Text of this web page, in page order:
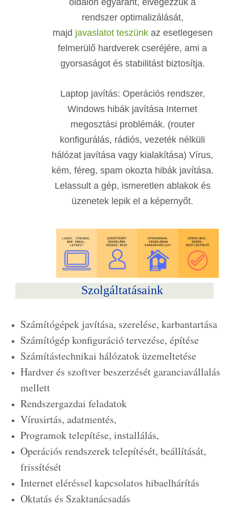
rendszer optimalizálását,
majd javaslatot teszünkaz esetlegesen
felmerülő hardverek cseréjére, ami a
gyorsaságot és stabilitást biztosítja.
Laptop javítás: Operációs rendszer,
Windows hibák javítása Internet
megosztási problémák. (router
konfigurálás, rádiós, vezeték nélküli
hálózat javítása vagy kialakítása) Vírus,
kém, féreg, spam okozta hibák javítása.
Lelassult a gép, ismeretlen ablakok és
üzenetek lepik el a képernyőt.
Szolgáltatásaink
Számítógépek javítása, szerelése, karbantartása
Számítógép konfiguráció tervezése, építése
Számítástechnikai hálózatok üzemeltetése
Hardver és szoftver beszerzését garanciavállalás
mellett
Rendszergazdai feladatok
Vírusirtás, adatmentés,
Programok telepítése, installálás,
Operációs rendszerek telepítését, beállítását,
frissítését
Internet eléréssel kapcsolatos hibaelhárítás
Oktatás és Szaktanácsadás